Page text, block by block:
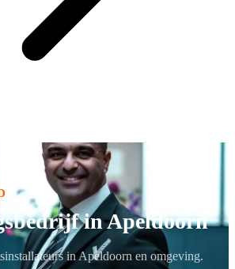
in Apeldoorn
in Apeldoorn en omgeving.